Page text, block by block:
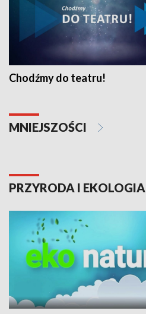
Chodźmy do teatru!
MNIEJSZOŚCI
PRZYRODA I EKOLOGIA